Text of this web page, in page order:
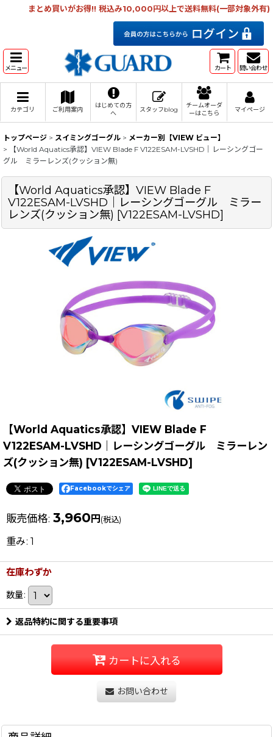
まとめ買いがお得!! 税込み10,000円以上で送料無料(一部対象外有)
メニュー カート 問い合わせ
カテゴリ ご利用案内
はじめての方
へ
スタッフblog
チームオーダ
ーはこちら
マイページ
トップページ > スイミングゴーグル > メーカー別【VIEW ビュー】
>
【World Aquatics承認】VIEW Blade F V122ESAM-LVSHD｜レーシングゴー
グル ミラーレンズ(クッション無)
【World Aquatics承認】VIEW Blade F
V122ESAM-LVSHD｜レーシングゴーグル ミラー
レンズ(クッション無) [V122ESAM-LVSHD]
【World Aquatics承認】VIEW Blade F
V122ESAM-LVSHD｜レーシングゴーグル ミラーレン
ズ(クッション無) [V122ESAM-LVSHD]
Facebookでシェア
販売価格: 3,960 円 (税込)
重み: 1
在庫わずか
数量:
返品特約に関する重要事項
カートに入れる
お問い合わせ